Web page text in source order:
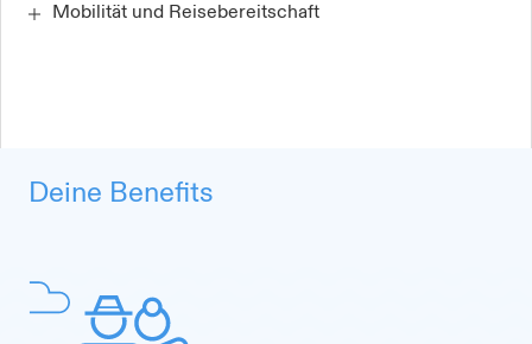
Mobilität und Reisebereitschaft
Deine Benefits